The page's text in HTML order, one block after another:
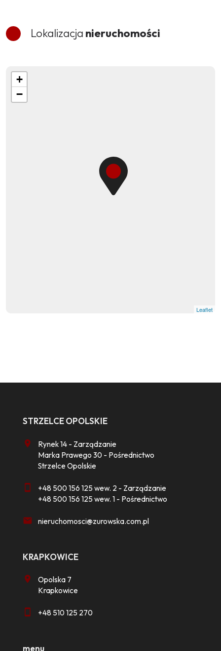
Lokalizacja nieruchomości
+
−
Leaflet
STRZELCE OPOLSKIE
Rynek 14 - Zarządzanie
Marka Prawego 30 - Pośrednictwo
Strzelce Opolskie
+48 500 156 125 wew. 2 - Zarządzanie
+48 500 156 125 wew. 1 - Pośrednictwo
nieruchomosci@zurowska.com.pl
KRAPKOWICE
Opolska 7
Krapkowice
+48 510 125 270
menu